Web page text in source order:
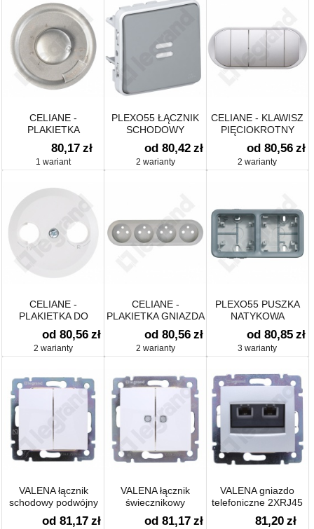
CELIANE -
PLAKIETKA
TERMOSTATU DO
OGRZEWANIA
PODŁOGOWEGO
80,17 zł
1 wariant
PLEXO55 ŁĄCZNIK
SCHODOWY
PODŚWIETLANY
od 80,42 zł
2 warianty
CELIANE - KLAWISZ
PIĘCIOKROTNY
od 80,56 zł
2 warianty
CELIANE -
PLAKIETKA DO
TERMOSTATU
PROGRAM / TUNERA
RDS Z
od 80,56 zł
2 warianty
CELIANE -
PLAKIETKA GNIAZDA
4 X 2P+Z
ZESPOLONEGO
od 80,56 zł
2 warianty
PLEXO55 PUSZKA
NATYKOWA
PODWÓJNA
POZIOMA
od 80,85 zł
3 warianty
VALENA łącznik
schodowy podwójny
10AX-250~
od 81,17 zł
VALENA łącznik
świecznikowy
podświetlany
od 81,17 zł
VALENA gniazdo
telefoniczne 2XRJ45
(4 styki)
81,20 zł